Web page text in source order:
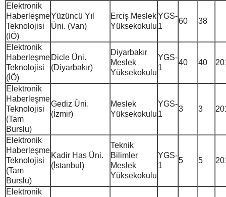
Elektronik
Haberleşme
Teknolojisi
(İÖ)
Yüzüncü Yıl
Üni. (Van)
Erciş Meslek
Yüksekokulu
YGS-
1
60 38
Elektronik
Haberleşme
Teknolojisi
(İÖ)
Dicle Üni.
(Diyarbakır)
Diyarbakır
Meslek
Yüksekokulu
YGS-
1
40 40
Elektronik
Haberleşme
Teknolojisi
(Tam
Burslu)
Gediz Üni.
(İzmir)
Meslek
Yüksekokulu
YGS-
1
3 3
Elektronik
Haberleşme
Teknolojisi
(Tam
Burslu)
Kadir Has Üni.
(İstanbul)
Teknik
Bilimler
Meslek
Yüksekokulu
YGS-
1
5 5
Elektronik